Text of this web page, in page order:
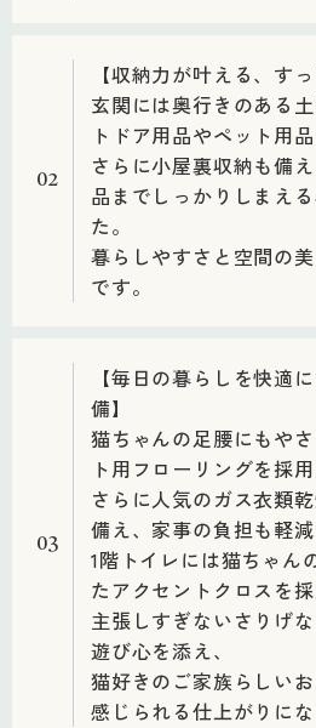
02
【収納力が叶える、す
玄関には奥行きのある
トドア用品やペット用
さらに小屋裏収納も備
品までしっかりしまえ
た。
暮らしやすさと空間の
です。
03
【毎日の暮らしを快適
備】
猫ちゃんの足腰にもや
ト用フローリングを採用
さらに人気のガス衣類
備え、家事の負担も軽減
1階トイレには猫ちゃん
たアクセントクロスを採
主張しすぎないさりげ
遊び心を添え、
猫好きのご家族らしい
感じられる仕上がりにな